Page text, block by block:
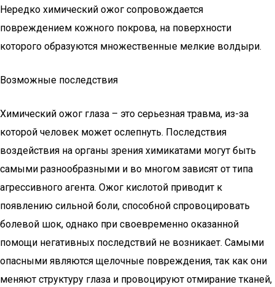
Нередко химический ожог сопровождается
повреждением кожного покрова, на поверхности
которого образуются множественные мелкие волдыри.
Возможные последствия
Химический ожог глаза – это серьезная травма, из-за
которой человек может ослепнуть. Последствия
воздействия на органы зрения химикатами могут быть
самыми разнообразными и во многом зависят от типа
агрессивного агента. Ожог кислотой приводит к
появлению сильной боли, способной спровоцировать
болевой шок, однако при своевременно оказанной
помощи негативных последствий не возникает. Самыми
опасными являются щелочные повреждения, так как они
меняют структуру глаза и провоцируют отмирание тканей,